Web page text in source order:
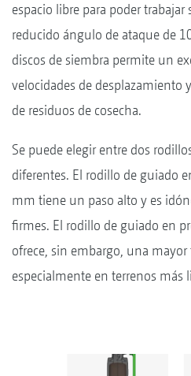
espacio libre para poder
reducido ángulo de ataque de
discos de siembra permite un
velocidades de desplazamiento
de residuos de cosecha.
Se puede elegir entre dos
diferentes. El rodillo de guiado
mm tiene un paso alto y es
firmes. El rodillo de guiado en
ofrece, sin embargo, una mayor
especialmente en terrenos más